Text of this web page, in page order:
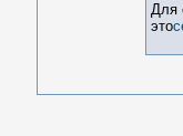
Для
это